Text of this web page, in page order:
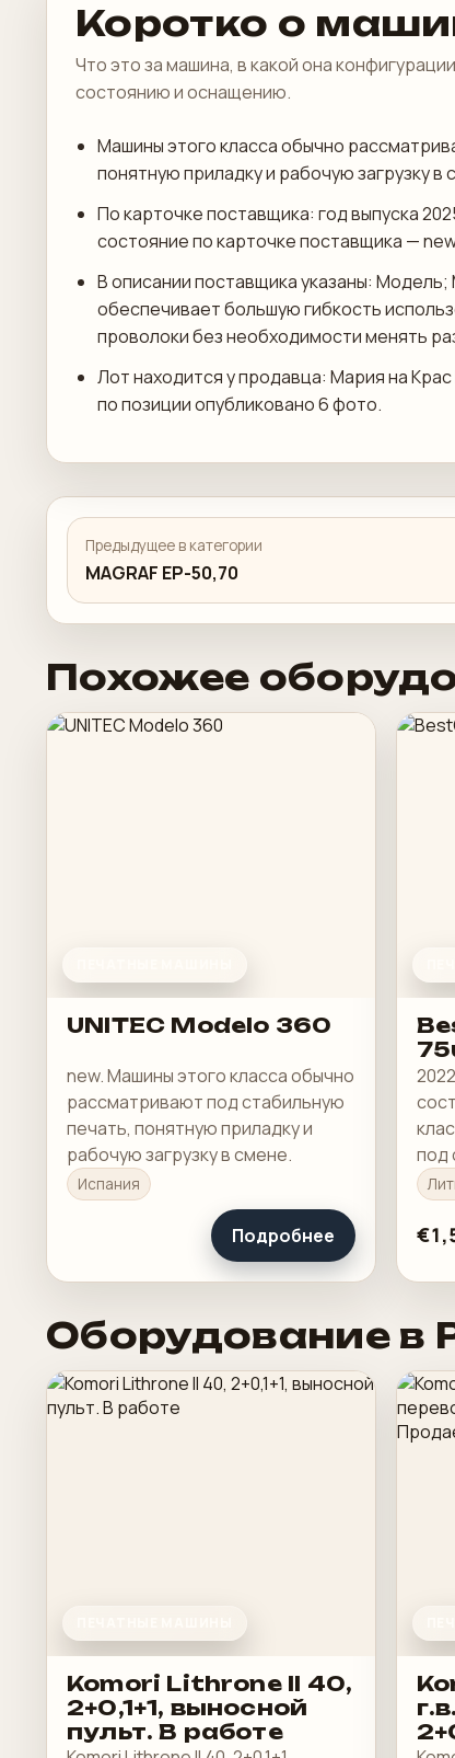
Коротко о
Что это за машина, в какой она
состоянию и оснащению.
Машины этого класса обычно
понятную приладку и рабочую загрузку в
По карточке поставщика: год выпуска
состояние по карточке поставщика —
В описании поставщика указаны:
обеспечивает большую гибкость
проволоки без необходимости менять
Лот находится у продавца: Мария на
по позиции опубликовано 6 фото.
Предыдущее в категории
MAGRAF EP-50,70
Похожее
UNITEC Modelo 360
new. Машины этого класса обычно
рассматривают под стабильную
печать, понятную приладку и
рабочую загрузку в смене.
Испания
Подробнее
под
Оборудование в
Komori Lithrone II 40,
2+0,1+1, выносной
пульт. В работе